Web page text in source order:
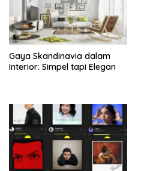
Gaya Skandinavia dalam
Interior: Simpel tapi Elegan